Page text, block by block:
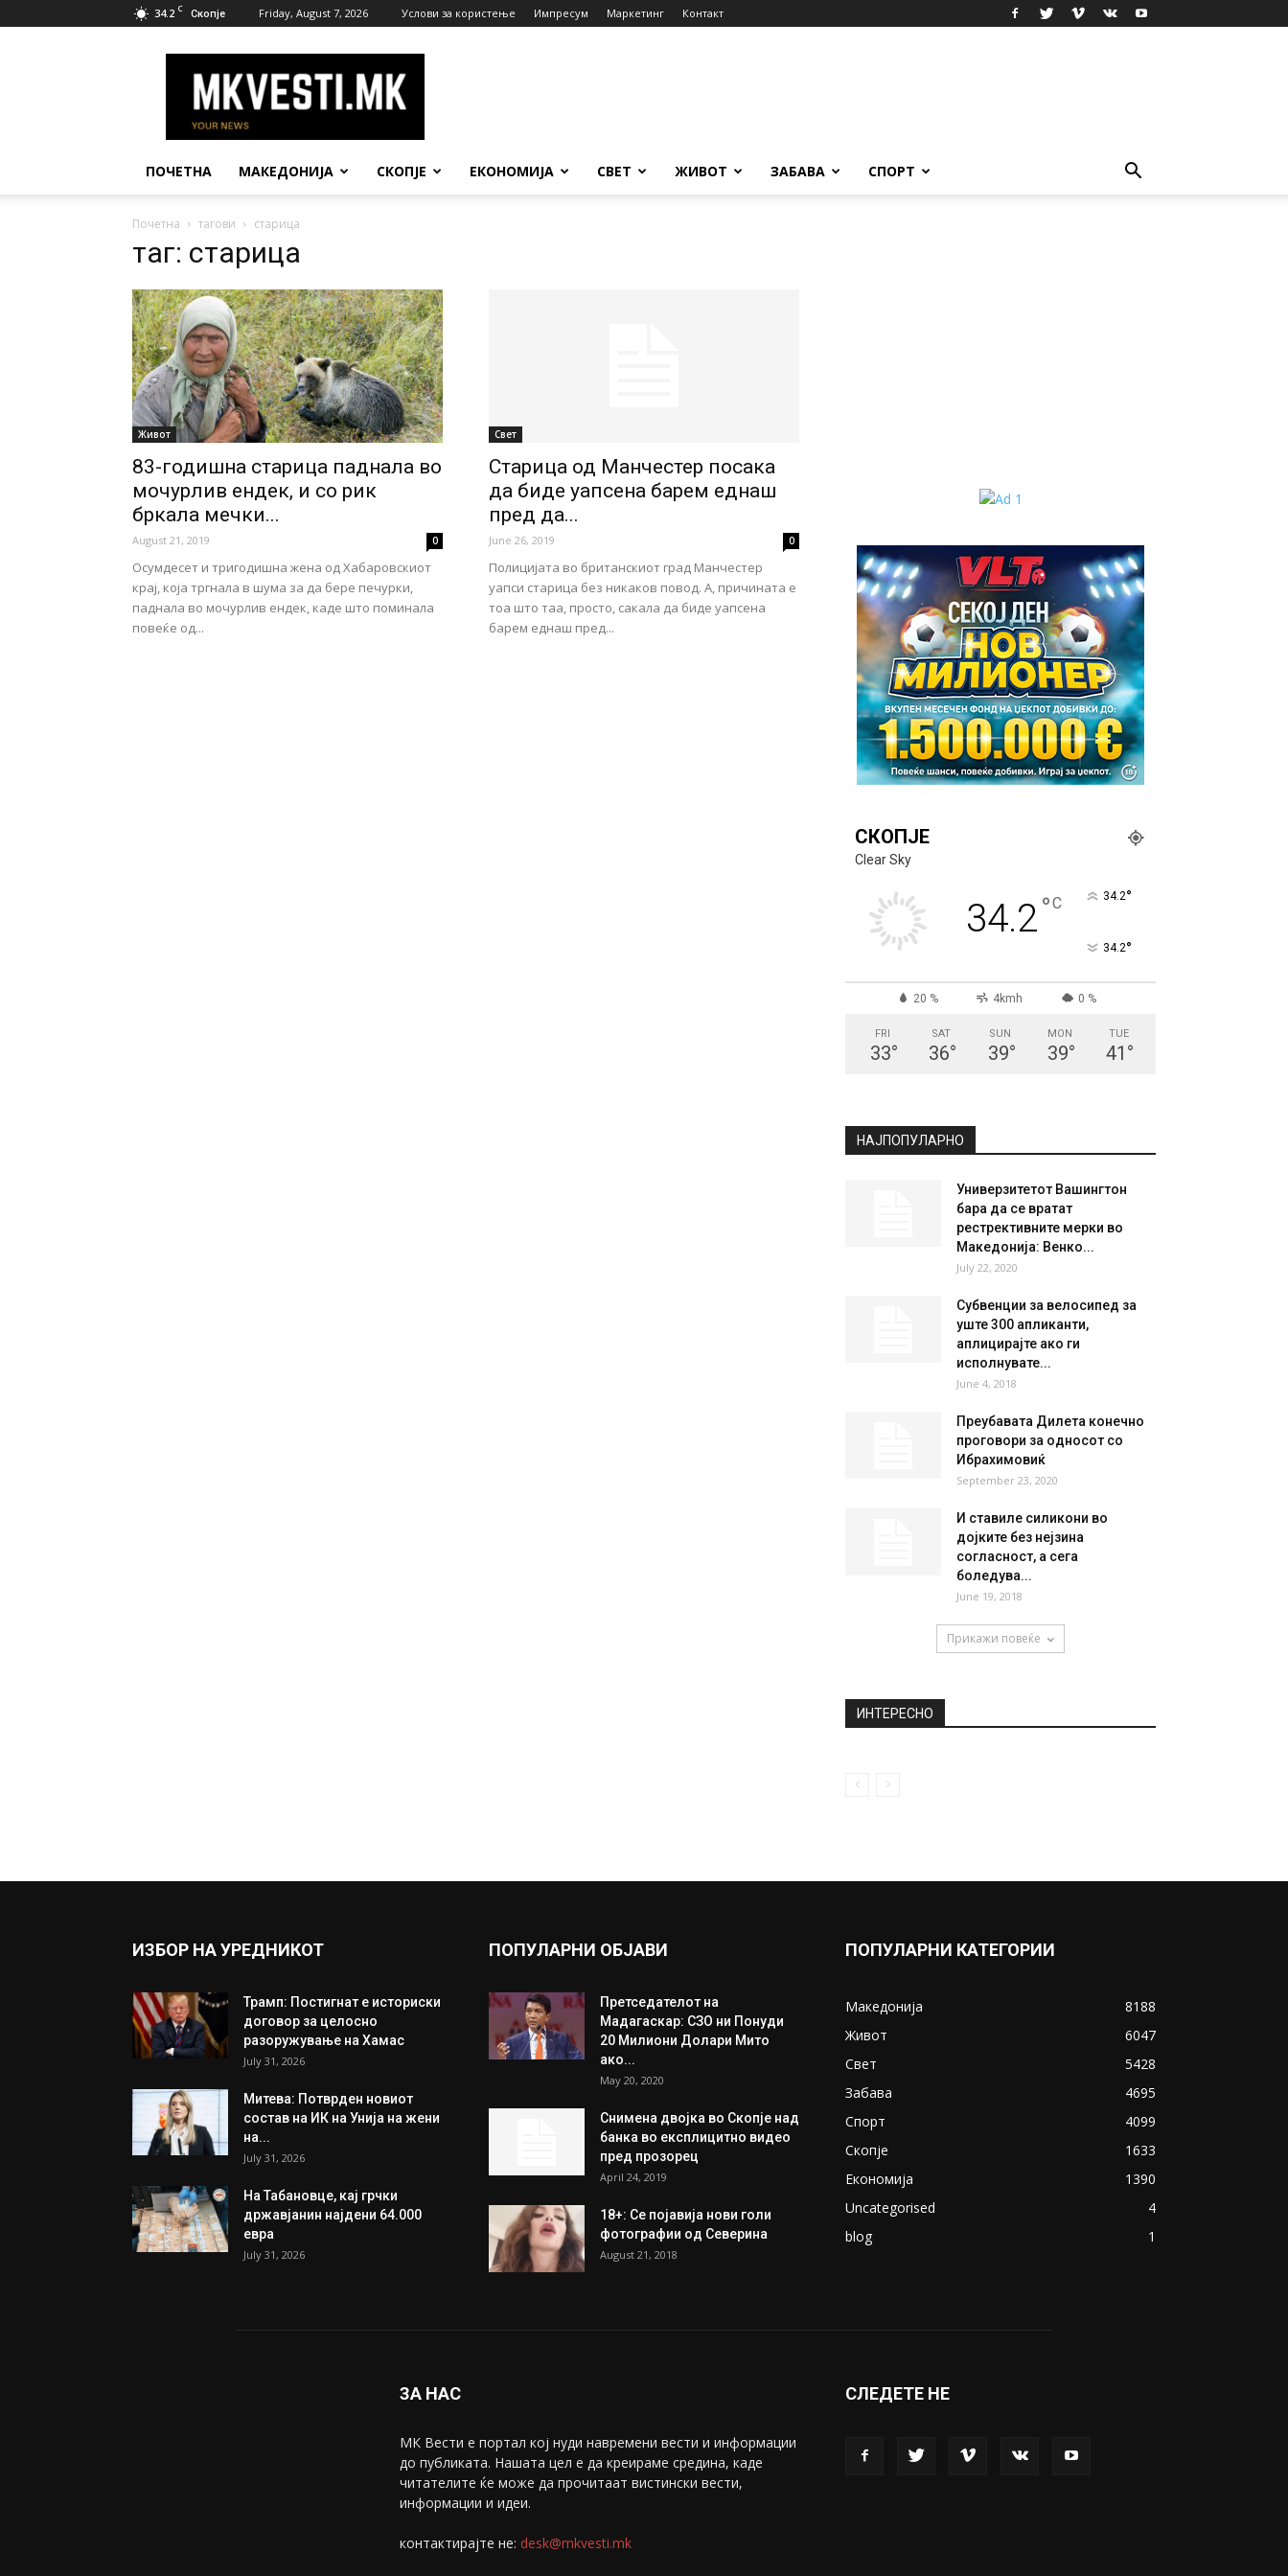
34.2 C Скопје Friday, August 7, 2026 Услови за користење Импресум Маркетинг Контакт
Вести
ПОЧЕТНА МАКЕДОНИЈА СКОПЈЕ ЕКОНОМИЈА СВЕТ ЖИВОТ ЗАБАВА СПОРТ
Почетна тагови старица
таг: старица
Живот
83-годишна старица паднала во
мочурлив ендек, и со рик
бркала мечки...
August 21, 2019 0
Осумдесет и тригодишна жена од Хабаровскиот
крај, која тргнала в шума за да бере печурки,
паднала во мочурлив ендек, каде што поминала
повеќе од...
Свет
Старица од Манчестер посака
да биде уапсена барем еднаш
пред да...
June 26, 2019 0
Полицијата во британскиот град Манчестер
уапси старица без никаков повод. А, причината е
тоа што таа, просто, сакала да биде уапсена
барем еднаш пред...
СКОПЈЕ
Clear Sky
34.2°C 34.2°
34.2°
20 % 4kmh 0 %
FRI
33°
SAT
36°
SUN
39°
MON
39°
TUE
41 °
НАЈПОПУЛАРНО
Универзитетот Вашингтон
бара да се вратат
рестрективните мерки во
Македонија: Венко...
July 22, 2020
Субвенции за велосипед за
уште 300 апликанти,
аплицирајте ако ги
исполнувате...
June 4, 2018
Преубавата Дилета конечно
проговори за односот со
Ибрахимовиќ
September 23, 2020
И ставиле силикони во
дојките без нејзина
согласност, а сега
боледува...
June 19, 2018
Прикажи повеќе
ИНТЕРЕСНО
ИЗБОР НА УРЕДНИКОТ
Трамп: Постигнат е историски
договор за целосно
разоружување на Хамас
July 31, 2026
Митева: Потврден новиот
состав на ИК на Унија на жени
на...
July 31, 2026
На Табановце, кај грчки
државјанин најдени 64.000
евра
July 31, 2026
ПОПУЛАРНИ ОБЈАВИ
Претседателот на
Мадагаскар: СЗО ни Понуди
20 Милиони Долари Мито
ако...
May 20, 2020
Снимена двојка во Скопје над
банка во експлицитно видео
пред прозорец
April 24, 2019
18+: Се појавија нови голи
фотографии од Северина
August 21, 2018
ПОПУЛАРНИ КАТЕГОРИИ
Македонија
8188
Живот
6047
Свет
5428
Забава
4695
Спорт
4099
Скопје
1633
Економија
1390
Uncategorised
4
blog
1
ЗА НАС
МК Вести е портал коj нуди навремени вести и информации
до публиката. Нашата цел е да креираме средина, каде
читателите ќе може да прочитаат вистински вести,
информации и идеи.
контактирајте не: desk@mkvesti.mk
СЛЕДЕТЕ НЕ